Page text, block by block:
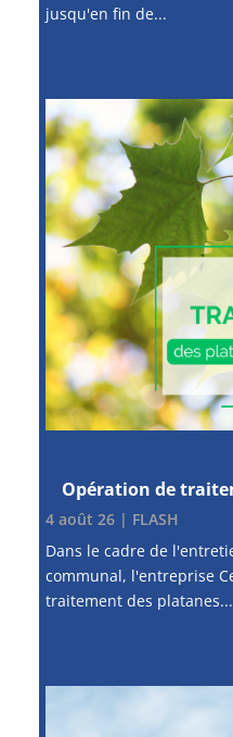
jusqu'en fin de...
Opération de
4 août 26| FLASH
Dans le cadre de
communal, l'entreprise
traitement des platanes...